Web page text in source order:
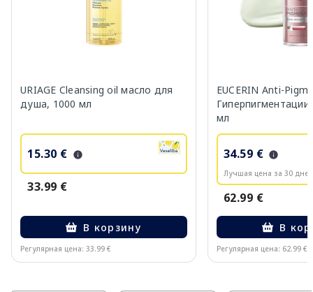
URIAGE Cleansing oil масло для
душа, 1000 мл
15.30 €
33.99 €
В корзину
Регулярная цена: 33.99 €
EUCERIN Anti-
мл
34.59 €
Лучшая цена за 30
62.99 €
В
Регулярная цена: 62.99 €